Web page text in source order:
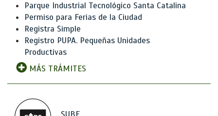
Parque Industrial Tecnológico Santa Catalina
Permiso para Ferias de la Ciudad
Registra Simple
Registro PUPA. Pequeñas Unidades
Productivas
MÁS TRÁMITES